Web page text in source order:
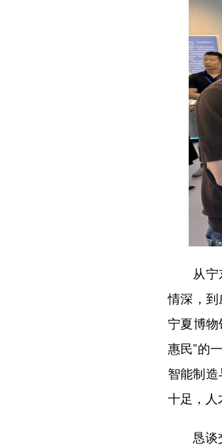
从宁东
情深，
宁夏博
惠民”的
智能制
十足，人
恳谈交